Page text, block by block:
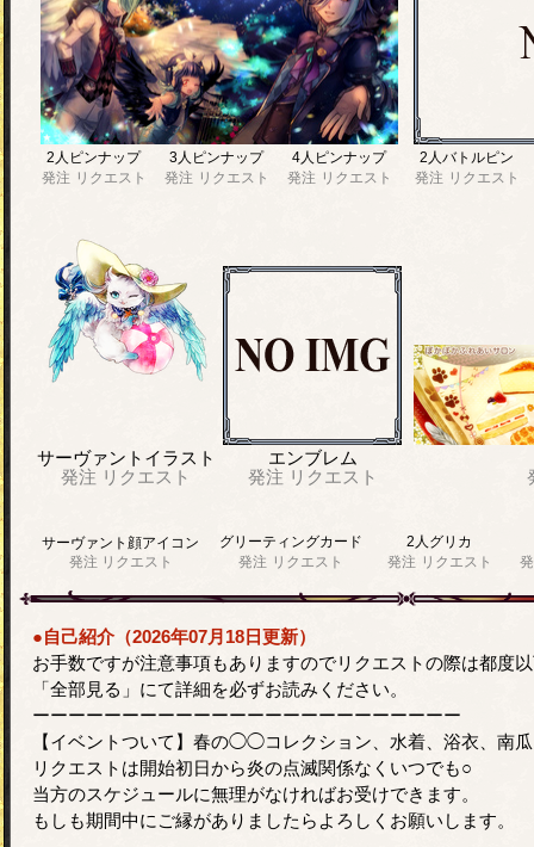
2人ピンナップ
発注 リクエスト
3人ピンナップ
発注 リクエスト
4人ピンナップ
発注 リクエスト
2人バトルピン
発注 リクエスト
サーヴァントイラスト
発注 リクエスト
エンブレム
発注 リクエスト
サーヴァント顔アイコン
発注 リクエスト
グリーティングカード
発注 リクエスト
2人グリカ
発注 リクエスト
●自己紹介（2026年07月18日更新）
お手数ですが注意事項もありますのでリクエストの際は都度
「全部見る」にて詳細を必ずお読みください。
ーーーーーーーーーーーーーーーーーーーーーーーー
【イベントついて】春の◯◯コレクション、水着、浴衣、南
リクエストは開始初日から炎の点滅関係なくいつでも○
当方のスケジュールに無理がなければお受けできます。
もしも期間中にご縁がありましたらよろしくお願いします。